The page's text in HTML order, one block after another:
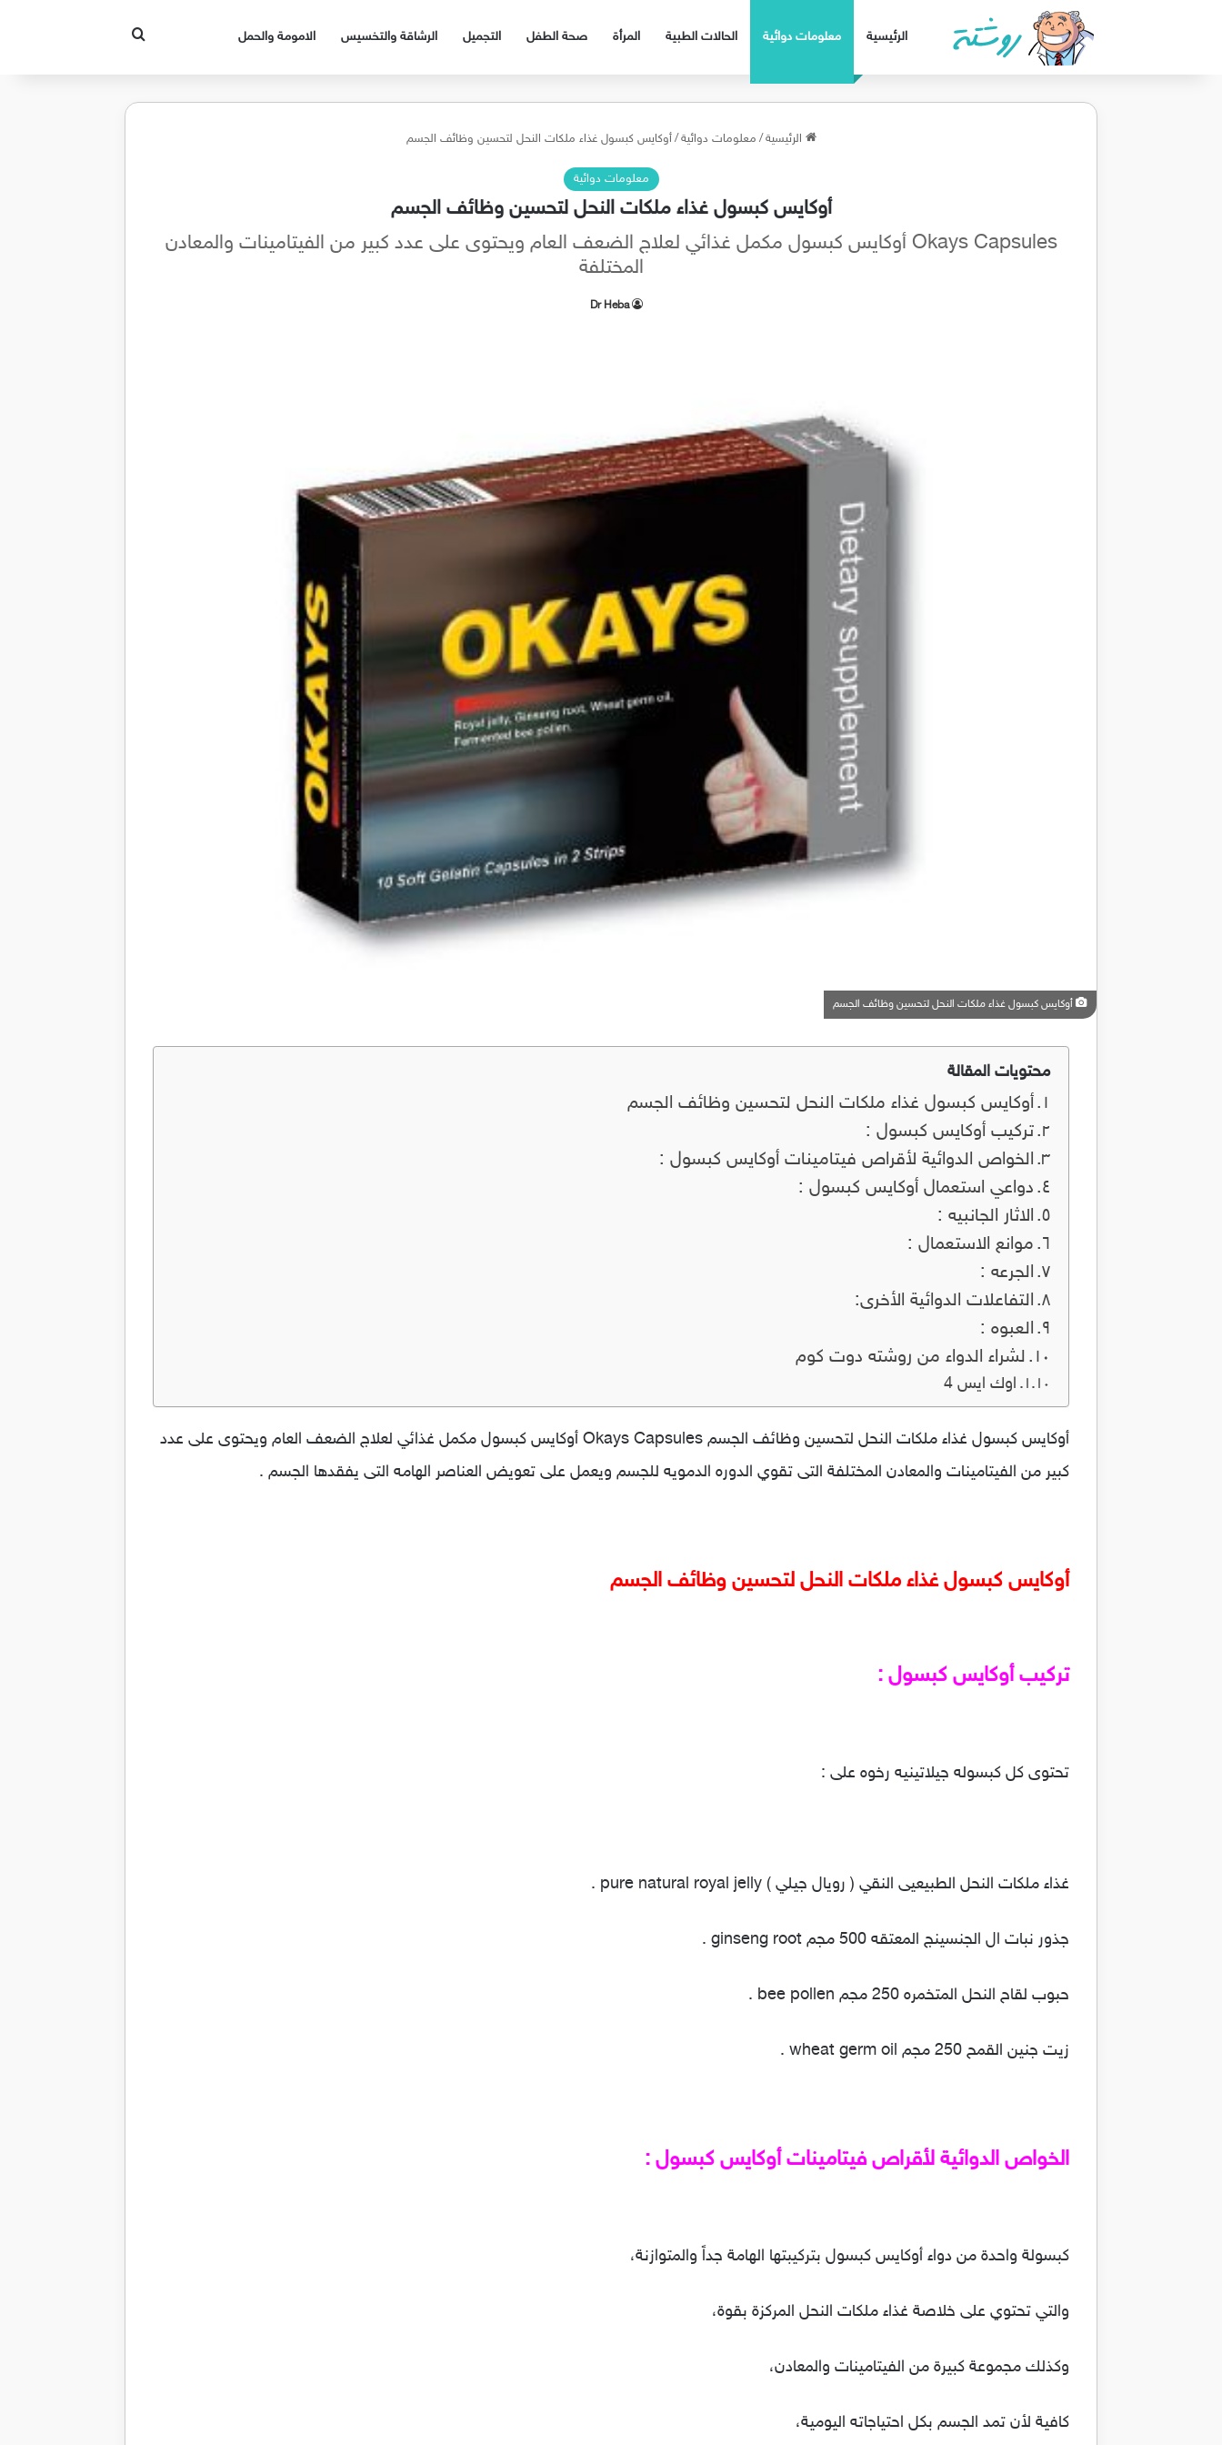
الرئيسية معلومات دوائية الحالات الطبية المرأة صحة الطفل التجميل الرشاقة والتخسيس الامومة والحمل
الرئيسية / معلومات دوائية / أوكايس كبسول غذاء ملكات النحل لتحسين وظائف الجسم
معلومات دوائية
أوكايس كبسول غذاء ملكات النحل لتحسين وظائف الجسم
Okays Capsules أوكايس كبسول مكمل غذائي لعلاج الضعف العام ويحتوى على عدد كبير من الفيتامينات والمعادن
المختلفة
Dr Heba
أوكايس كبسول غذاء ملكات النحل لتحسين وظائف الجسم
محتويات المقالة
أوكايس كبسول غذاء ملكات النحل لتحسين وظائف الجسم
تركيب أوكايس كبسول :
الخواص الدوائية لأقراص فيتامينات أوكايس كبسول :
دواعي استعمال أوكايس كبسول :
الاثار الجانبيه :
موانع الاستعمال :
الجرعه :
التفاعلات الدوائية الأخرى:
العبوه :
لشراء الدواء من روشته دوت كوم
اوك ايس 4
أوكايس كبسول غذاء ملكات النحل لتحسين وظائف الجسم Okays Capsules أوكايس كبسول مكمل غذائي لعلاج الضعف العام ويحتوى على عدد
كبير من الفيتامينات والمعادن المختلفة التى تقوي الدوره الدمويه للجسم ويعمل على تعويض العناصر الهامه التى يفقدها الجسم .
أوكايس كبسول غذاء ملكات النحل لتحسين وظائف الجسم
تركيب أوكايس كبسول :
تحتوى كل كبسوله جيلاتينيه رخوه على :
غذاء ملكات النحل الطبيعيى النقي ( رويال جيلي ) pure natural royal jelly .
جذور نبات ال الجنسينج المعتقه 500 مجم ginseng root .
حبوب لقاح النحل المتخمره 250 مجم bee pollen .
زيت جنين القمح 250 مجم wheat germ oil .
الخواص الدوائية لأقراص فيتامينات أوكايس كبسول :
كبسولة واحدة من دواء أوكايس كبسول بتركيبتها الهامة جداً والمتوازنة،
والتي تحتوي على خلاصة غذاء ملكات النحل المركزة بقوة،
وكذلك مجموعة كبيرة من الفيتامينات والمعادن،
كافية لأن تمد الجسم بكل احتياجاته اليومية،